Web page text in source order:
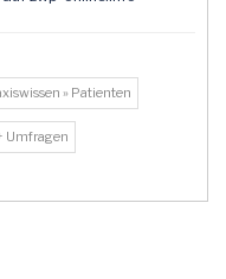
» Patienten
Umfragen